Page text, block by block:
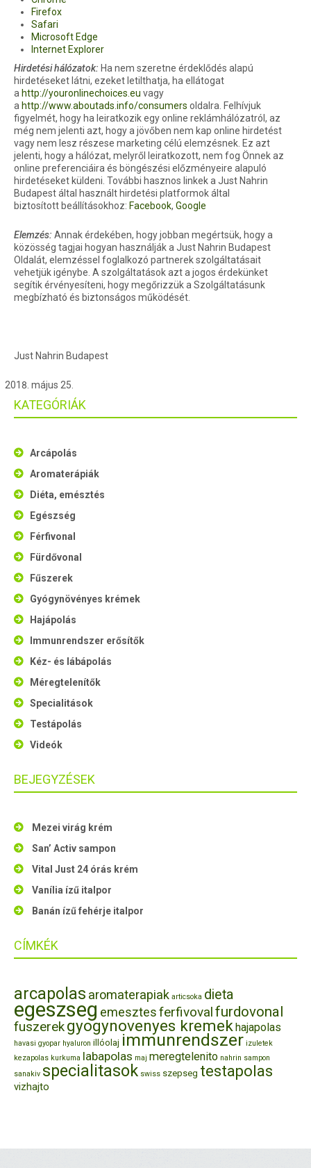
Firefox
Safari
Microsoft Edge
Internet Explorer
Hirdetési hálózatok: Ha nem szeretne érdeklődés alapú
hirdetéseket látni, ezeket letilthatja, ha ellátogat
a http://youronlinechoices.eu vagy
a http://www.aboutads.info/consumers oldalra. Felhívjuk
figyelmét, hogy ha leiratkozik egy online reklámhálózatról, az
még nem jelenti azt, hogy a jövőben nem kap online hirdetést
vagy nem lesz részese marketing célú elemzésnek. Ez azt
jelenti, hogy a hálózat, melyről leiratkozott, nem fog Önnek az
online preferenciáira és böngészési előzményeire alapuló
hirdetéseket küldeni. További hasznos linkek a Just Nahrin
Budapest által használt hirdetési platformok által
biztosított beállításokhoz: Facebook, Google
Elemzés: Annak érdekében, hogy jobban megértsük, hogy a
közösség tagjai hogyan használják a Just Nahrin Budapest
Oldalát, elemzéssel foglalkozó partnerek szolgáltatásait
vehetjük igénybe. A szolgáltatások azt a jogos érdekünket
segítik érvényesíteni, hogy megőrizzük a Szolgáltatásunk
megbízható és biztonságos működését.
Just Nahrin Budapest
május 25.
KATEGÓRIÁK
Arcápolás
Aromaterápiák
Diéta, emésztés
Egészség
Férfivonal
Fürdővonal
Fűszerek
Gyógynövényes krémek
Hajápolás
Immunrendszer erősítők
Kéz- és lábápolás
Méregtelenítők
Specialitások
Testápolás
Videók
BEJEGYZÉSEK
Mezei virág krém
San’ Activ sampon
Vital Just 24 órás krém
Vanília ízű italpor
Banán ízű fehérje italpor
CÍMKÉK
arcapolas aromaterapiak articsoka dieta
egeszseg emesztesferfivovalfurdovonal
fuszerekgyogynovenyes kremek hajapolas
havasi gyopar hyaluron illóolaj immunrendszer izuletek
kezapolas kurkuma labapolas maj meregtelenito nahrin sampon
sanakiv specialitasok swiss szepseg testapolas
vizhajto